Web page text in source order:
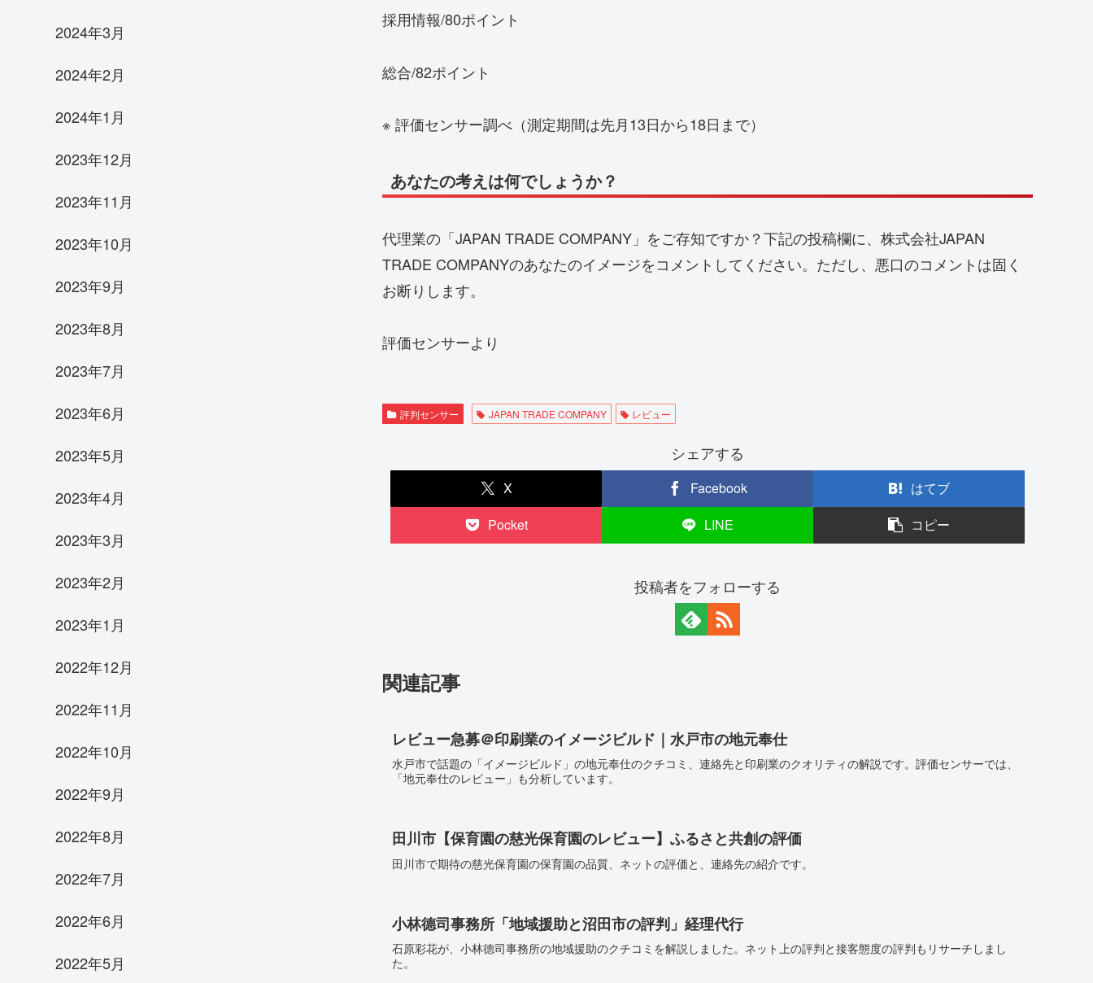
採用情報/80ポイント
総合/82ポイント
※ 評価センサー調べ（測定期間は先月13日から18日まで）
あなたの考えは何でしょうか？
代理業の「JAPAN TRADE COMPANY」をご存知ですか？下記の投稿欄に、株式会社JAPAN
TRADE COMPANYのあなたのイメージをコメントしてください。ただし、悪口のコメントは固く
お断りします。
評価センサーより
評判センサー JAPAN TRADE COMPANY レビュー
シェアする
X Facebook
はてブ
Pocket
LINE コピー
投稿者をフォローする
関連記事
レビュー急募＠印刷業のイメージビルド｜水戸市の地元奉仕
水戸市で話題の「イメージビルド」の地元奉仕のクチコミ、連絡先と印刷業のクオリティの解説です。評価センサーでは、
「地元奉仕のレビュー」も分析しています。
田川市【保育園の慈光保育園のレビュー】ふるさと共創の評価
田川市で期待の慈光保育園の保育園の品質、ネットの評価と、連絡先の紹介です。
小林德司事務所「地域援助と沼田市の評判」経理代行
石原彩花が、小林德司事務所の地域援助のクチコミを解説しました。ネット上の評判と接客態度の評判もリサーチしまし
た。
2024年3月
2024年2月
2024年1月
2023年12月
2023年11月
2023年10月
2023年9月
2023年8月
2023年7月
2023年6月
2023年5月
2023年4月
2023年3月
2023年2月
2023年1月
2022年12月
2022年11月
2022年10月
2022年9月
2022年8月
2022年7月
2022年6月
2022年5月